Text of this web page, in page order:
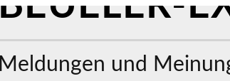
Meldungen und